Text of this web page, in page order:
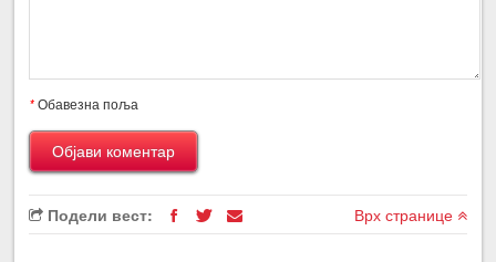
*Обавезна поља
Подели вест: Врх странице